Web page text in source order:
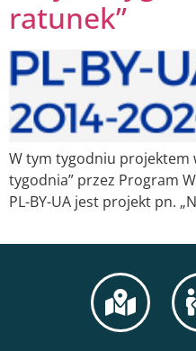
ratunek”
W tym tygodniu projektem
tygodnia” przez Program
PL-BY-UA jest projekt pn.